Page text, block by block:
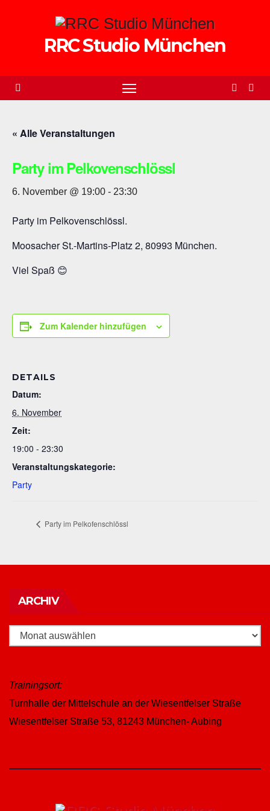
RRC Studio München
« Alle Veranstaltungen
Party im Pelkovenschlössl
6. November @ 19:00 - 23:30
Party im Pelkovenschlössl.
Moosacher St.-Martins-Platz 2, 80993 München.
Viel Spaß 😊
Zum Kalender hinzufügen
DETAILS
Datum:
6. November
Zeit:
19:00 - 23:30
Veranstaltungskategorie:
Party
Party im Pelkofenschlössl
ARCHIV
Trainingsort:
Turnhalle der Mittelschule an der Wiesentfelser Straße
Wiesentfelser Straße 53, 81243 München- Aubing